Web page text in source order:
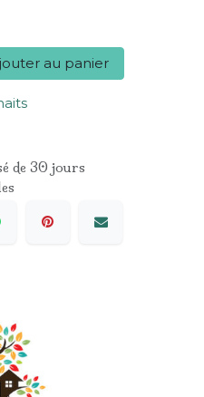
au panier
de 30 jours